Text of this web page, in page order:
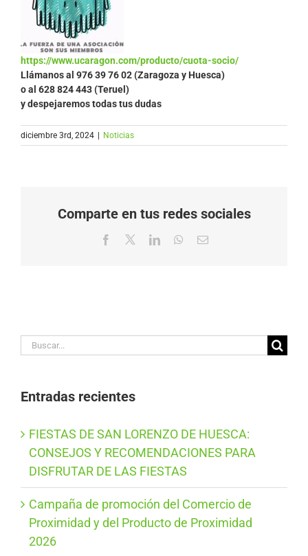
https://www.ucaragon.com/producto/cuota-socio/
Llámanos al 976 39 76 02 (Zaragoza y Huesca)
o al 628 824 443 (Teruel)
y despejaremos todas tus dudas
diciembre 3rd, 2024 Noticias
Comparte en tus redes sociales
Facebook LinkedInWhatsApp
Correo
Buscar:
Entradas recientes
FIESTAS DE SAN LORENZO DE HUESCA:
CONSEJOS Y RECOMENDACIONES PARA
DISFRUTAR DE LAS FIESTAS
Campaña de promoción del Comercio de
Proximidad y del Producto de Proximidad
2026